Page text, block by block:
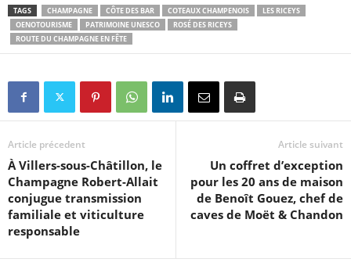
TAGS CHAMPAGNE CÔTE DES BAR COTEAUX CHAMPENOIS
LES RICEYS
OENOTOURISME
PATRIMOINE UNESCO
ROSÉ DES RICEYS
ROUTE DU CHAMPAGNE EN FÊTE
Article précedent
À Villers-sous-Châtillon, le
Champagne Robert-Allait
conjugue transmission
familiale et viticulture
responsable
Article suivant
Un coffret d’exception
pour les 20 ans de maison
de Benoît Gouez, chef de
caves de Moët & Chandon